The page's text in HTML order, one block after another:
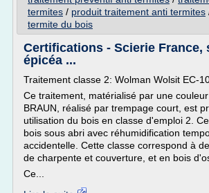
termites / produit traitement anti termites
termite du bois
Certifications - Scierie France,
épicéa ...
Traitement classe 2: Wolman Wolsit EC-
Ce traitement, matérialisé par une
BRAUN, réalisé par trempage court, est
utilisation du bois en classe d'emploi 2.
bois sous abri avec réhumidification
accidentelle. Cette classe correspond à
de charpente et couverture, et en bois
Ce...